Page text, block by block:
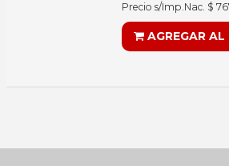
Precio s/Imp.Nac. $
AGREGAR AL